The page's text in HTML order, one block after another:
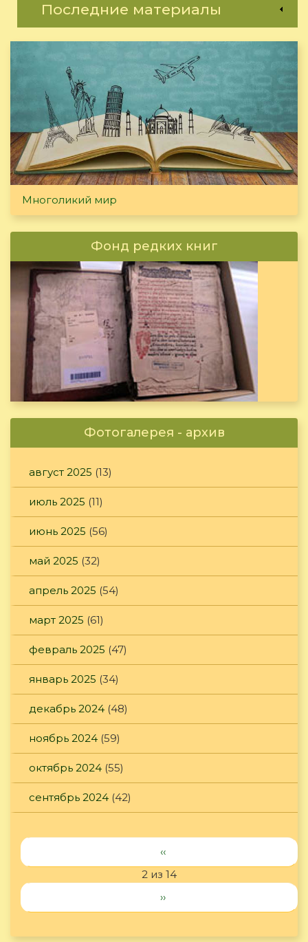
Последние материалы
Многоликий мир
Фонд редких книг
Фотогалерея - архив
август 2025 (13)
июль 2025 (11)
июнь 2025 (56)
май 2025 (32)
апрель 2025 (54)
март 2025 (61)
февраль 2025 (47)
январь 2025 (34)
декабрь 2024 (48)
ноябрь 2024 (59)
октябрь 2024 (55)
сентябрь 2024 (42)
‹‹
2 из 14
››